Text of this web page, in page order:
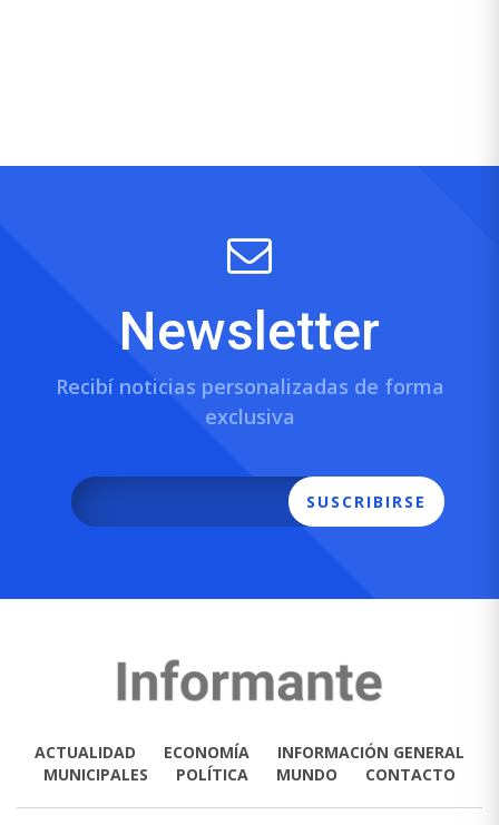
Newsletter
Recibí noticias personalizadas de forma
exclusiva
SUSCRIBIRSE
ACTUALIDAD ECONOMÍA
INFORMACIÓN GENERAL
MUNICIPALES
POLÍTICA MUNDO CONTACTO